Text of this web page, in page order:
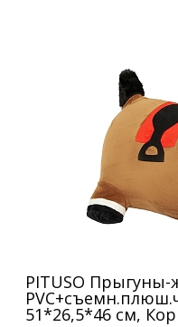
PITUSO
51*26,5*46 см,